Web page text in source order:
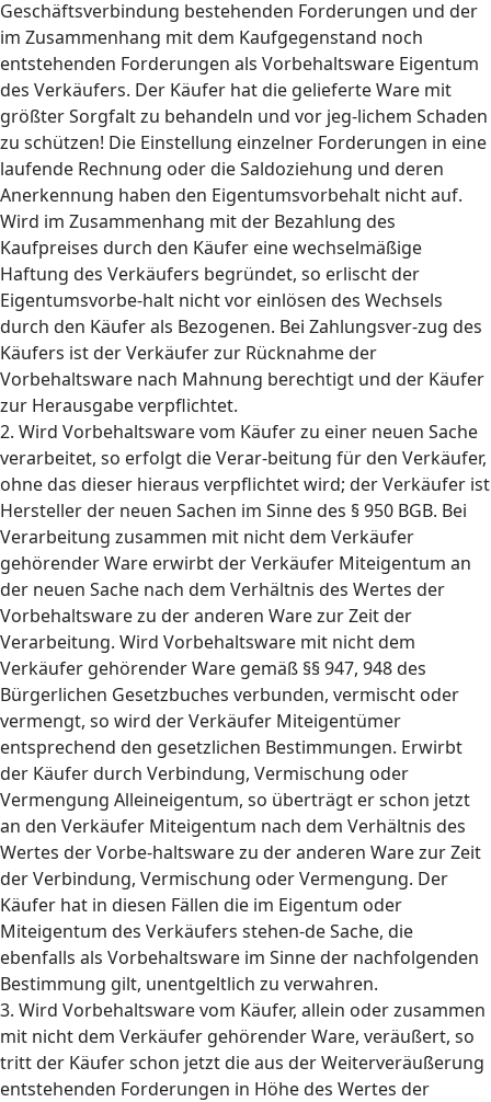
Geschäftsverbindung bestehenden Forderungen und der
im Zusammenhang mit dem Kaufgegenstand noch
entstehenden Forderungen als Vorbehaltsware Eigentum
des Verkäufers. Der Käufer hat die gelieferte Ware mit
größter Sorgfalt zu behandeln und vor jeg-lichem Schaden
zu schützen! Die Einstellung einzelner Forderungen in eine
laufende Rechnung oder die Saldoziehung und deren
Anerkennung haben den Eigentumsvorbehalt nicht auf.
Wird im Zusammenhang mit der Bezahlung des
Kaufpreises durch den Käufer eine wechselmäßige
Haftung des Verkäufers begründet, so erlischt der
Eigentumsvorbe-halt nicht vor einlösen des Wechsels
durch den Käufer als Bezogenen. Bei Zahlungsver-zug des
Käufers ist der Verkäufer zur Rücknahme der
Vorbehaltsware nach Mahnung berechtigt und der Käufer
zur Herausgabe verpflichtet.
2. Wird Vorbehaltsware vom Käufer zu einer neuen Sache
verarbeitet, so erfolgt die Verar-beitung für den Verkäufer,
ohne das dieser hieraus verpflichtet wird; der Verkäufer ist
Hersteller der neuen Sachen im Sinne des § 950 BGB. Bei
Verarbeitung zusammen mit nicht dem Verkäufer
gehörender Ware erwirbt der Verkäufer Miteigentum an
der neuen Sache nach dem Verhältnis des Wertes der
Vorbehaltsware zu der anderen Ware zur Zeit der
Verarbeitung. Wird Vorbehaltsware mit nicht dem
Verkäufer gehörender Ware gemäß §§ 947, 948 des
Bürgerlichen Gesetzbuches verbunden, vermischt oder
vermengt, so wird der Verkäufer Miteigentümer
entsprechend den gesetzlichen Bestimmungen. Erwirbt
der Käufer durch Verbindung, Vermischung oder
Vermengung Alleineigentum, so überträgt er schon jetzt
an den Verkäufer Miteigentum nach dem Verhältnis des
Wertes der Vorbe-haltsware zu der anderen Ware zur Zeit
der Verbindung, Vermischung oder Vermengung. Der
Käufer hat in diesen Fällen die im Eigentum oder
Miteigentum des Verkäufers stehen-de Sache, die
ebenfalls als Vorbehaltsware im Sinne der nachfolgenden
Bestimmung gilt, unentgeltlich zu verwahren.
3. Wird Vorbehaltsware vom Käufer, allein oder zusammen
mit nicht dem Verkäufer gehörender Ware, veräußert, so
tritt der Käufer schon jetzt die aus der Weiterveräußerung
entstehenden Forderungen in Höhe des Wertes der